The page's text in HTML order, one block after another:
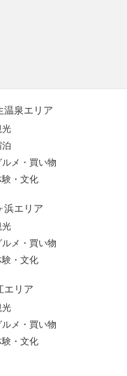
温泉エリア
光
泊
ルメ・買い物
験・文化
浜エリア
光
ルメ・買い物
験・文化
エリア
光
ルメ・買い物
験・文化